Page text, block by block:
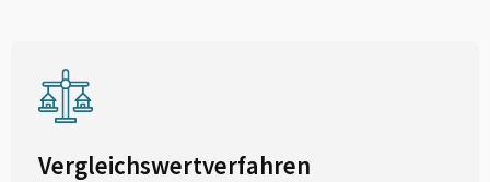
Vergleichswertverfahren